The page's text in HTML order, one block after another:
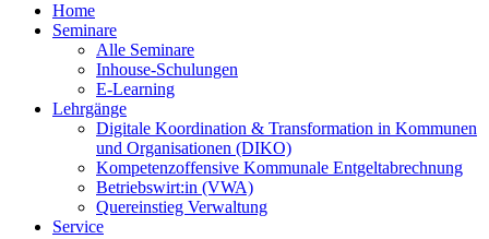
Home
Seminare
Alle Seminare
Inhouse-Schulungen
E-Learning
Lehrgänge
Digitale Koordination & Transformation in Kommunen
und Organisationen (DIKO)
Kompetenzoffensive Kommunale Entgeltabrechnung
Betriebswirt:in (VWA)
Quereinstieg Verwaltung
Service